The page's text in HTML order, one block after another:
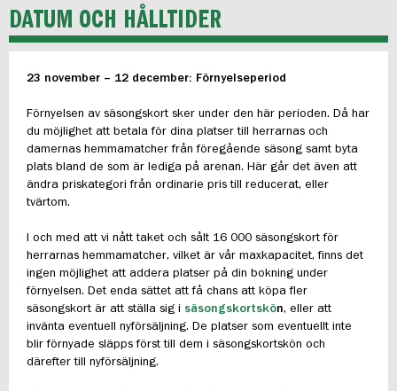
DATUM OCH HÅLLTIDER
23 november – 12 december: Förnyelseperiod
Förnyelsen av säsongskort sker under den här perioden. Då har
du möjlighet att betala för dina platser till herrarnas och
damernas hemmamatcher från föregående säsong samt byta
plats bland de som är lediga på arenan. Här går det även att
ändra priskategori från ordinarie pris till reducerat, eller
tvärtom.
I och med att vi nått taket och sålt 16 000 säsongskort för
herrarnas hemmamatcher, vilket är vår maxkapacitet, finns det
ingen möjlighet att addera platser på din bokning under
förnyelsen. Det enda sättet att få chans att köpa fler
säsongskort är att ställa sig i säsongskortskön, eller att
invänta eventuell nyförsäljning. De platser som eventuellt inte
blir förnyade släpps först till dem i säsongskortskön och
därefter till nyförsäljning.